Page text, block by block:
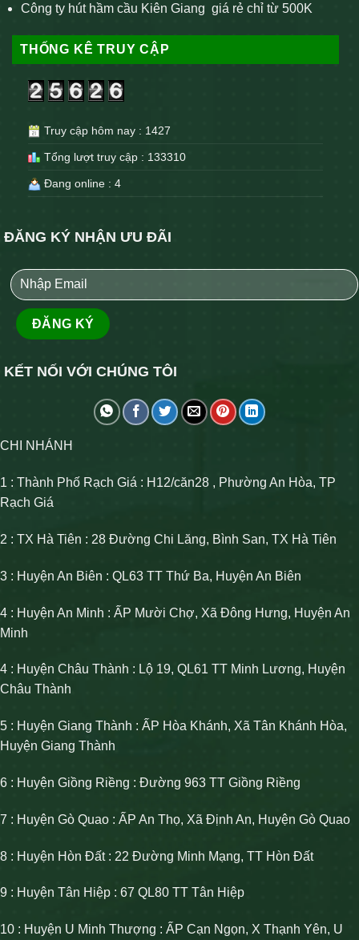
Công ty hút hầm cầu Kiên Giang giá rẻ chỉ từ 500K
THỐNG KÊ TRUY CẬP
Truy cập hôm nay : 1427
Tổng lượt truy cập : 133310
Đang online : 4
ĐĂNG KÝ NHẬN ƯU ĐÃI
KẾT NỐI VỚI CHÚNG TÔI
CHI NHÁNH
1 : Thành Phố Rạch Giá : H12/căn28 , Phường An Hòa, TP
Rạch Giá
2 : TX Hà Tiên : 28 Đường Chi Lăng, Bình San, TX Hà Tiên
3 : Huyện An Biên : QL63 TT Thứ Ba, Huyện An Biên
4 : Huyện An Minh : ẤP Mười Chợ, Xã Đông Hưng, Huyện An
Minh
4 : Huyện Châu Thành : Lộ 19, QL61 TT Minh Lương, Huyện
Châu Thành
5 : Huyện Giang Thành : ẤP Hòa Khánh, Xã Tân Khánh Hòa,
Huyện Giang Thành
6 : Huyện Giồng Riềng : Đường 963 TT Giồng Riềng
7 : Huyện Gò Quao : ẤP An Thọ, Xã Định An, Huyện Gò Quao
8 : Huyện Hòn Đất : 22 Đường Minh Mạng, TT Hòn Đất
9 : Huyện Tân Hiệp : 67 QL80 TT Tân Hiệp
10 : Huyện U Minh Thượng : ẤP Cạn Ngọn, X Thạnh Yên, U